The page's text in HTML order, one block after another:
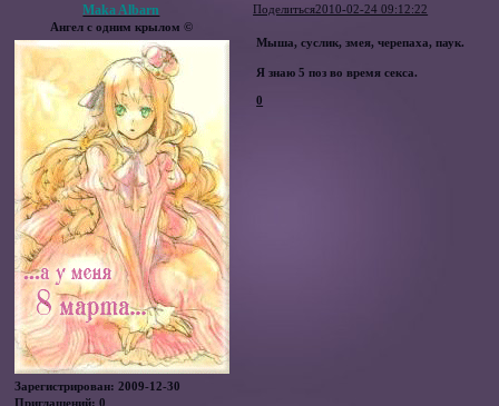
Поделиться2010-02-24 09:12:22
Maka Albarn
Ангел с одним крылом ©
Зарегистрирован: 2009-12-30
Приглашений: 0
Мыша, суслик, змея, черепаха, паук.
Я знаю 5 поз во время секса.
0